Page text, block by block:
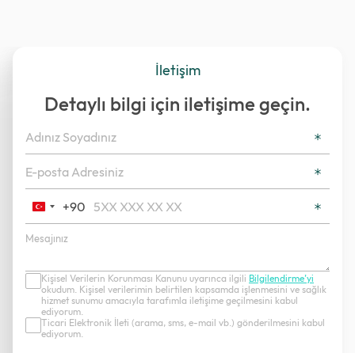
İletişim
Detaylı bilgi için iletişime geçin.
Turkey
+90
+90
Kişisel Verilerin Korunması Kanunu uyarınca ilgili Bilgilendirme’yi
okudum. Kişisel verilerimin belirtilen kapsamda işlenmesini ve sağlık
hizmet sunumu amacıyla tarafımla iletişime geçilmesini kabul
ediyorum.
Ticari Elektronik İleti (arama, sms, e-mail vb.) gönderilmesini kabul
ediyorum.